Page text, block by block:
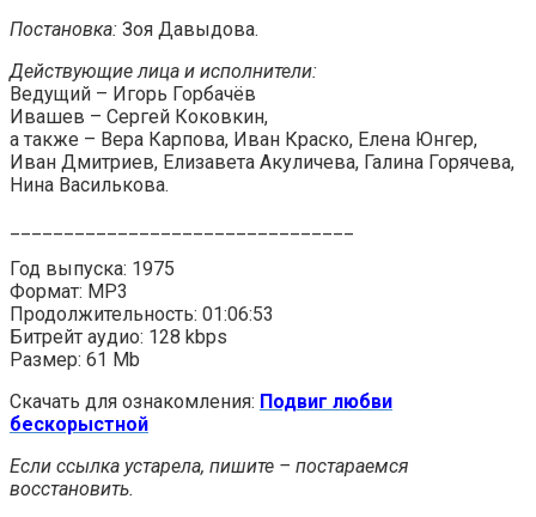
Постановка: Зоя Давыдова.
Действующие лица и исполнители:
Ведущий – Игорь Горбачёв
Ивашев – Сергей Коковкин,
а также – Вера Карпова, Иван Краско, Елена Юнгер,
Иван Дмитриев, Елизавета Акуличева, Галина Горячева,
Нина Василькова.
Год выпуска: 1975
Формат: MP3
Продолжительность: 01:06:53
Битрейт аудио: 128 kbps
Размер: 61 Mb
Скачать для ознакомления: Подвиг любви
бескорыстной
Если ссылка устарела, пишите – постараемся
восстановить.